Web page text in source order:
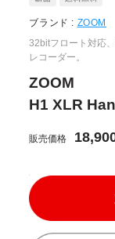
ブランド : ZOOM
32bitフロート対応
レコーダー。
ZOOM
H1 XLR
販売価格